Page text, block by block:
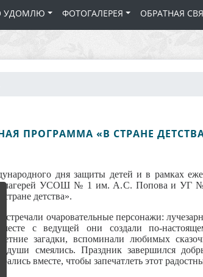
УДОМЛЮ ФОТОГАЛЕРЕЯ ОБРАТНАЯ
ПРОГРАММА «В СТРАНЕ
дня защиты детей и в рамках
лагерей УСОШ № 1 им. А. С. Попова и УГ № 3
детства».
очаровательные персонажи:
с ведущей они создали
летние загадки, вспоминали любимых
души смеялись. Праздник завершился
вместе, чтобы запечатлеть этот